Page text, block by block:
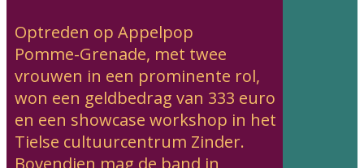
Optreden op Appelpop
Pomme-Grenade, met twee
vrouwen in een prominente rol,
won een geldbedrag van 333 euro
en een showcase workshop in het
Tielse cultuurcentrum Zinder.
Bovendien mag de band in